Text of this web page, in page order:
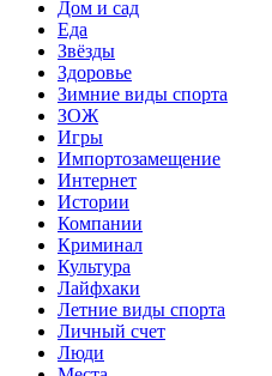
Дом и сад
Еда
Звёзды
Здоровье
Зимние виды спорта
ЗОЖ
Игры
Импортозамещение
Интернет
Истории
Компании
Криминал
Культура
Лайфхаки
Летние виды спорта
Личный счет
Люди